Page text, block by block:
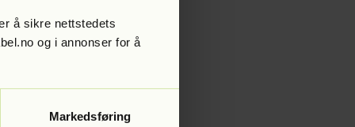
å sikre nettstedets
og i annonser for å
Markedsføring